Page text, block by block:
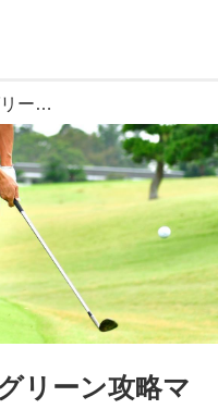
【アプローチ】砲台グリーン攻略マニュアル②。左足下がり、左足上がり、状況別寄せ方レッスン
リーン攻略マ